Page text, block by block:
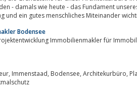
- damals wie heute - das Fundament
und ein gutes menschliches Miteinander
Bodensee
Immobilienmakler für
Denkmalschutz